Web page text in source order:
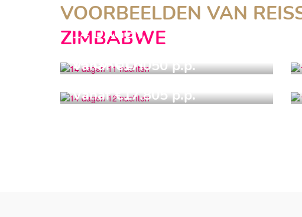
VOORBEELDEN VAN
ZIMBABWE
14 DAGEN
11 NACHTEN
Vanaf €17.050 p.p.
14 DAGEN
12 NACHTEN
Vanaf €17.805 p.p.